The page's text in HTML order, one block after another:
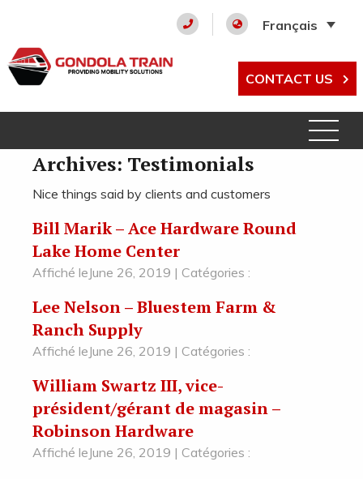
Français
CONTACT US
Archives: Testimonials
Nice things said by clients and customers
Bill Marik – Ace Hardware Round
Lake Home Center
Affiché leJune 26, 2019 | Catégories :
Lee Nelson – Bluestem Farm &
Ranch Supply
Affiché leJune 26, 2019 | Catégories :
William Swartz III, vice-
président/gérant de magasin –
Robinson Hardware
Affiché leJune 26, 2019 | Catégories :